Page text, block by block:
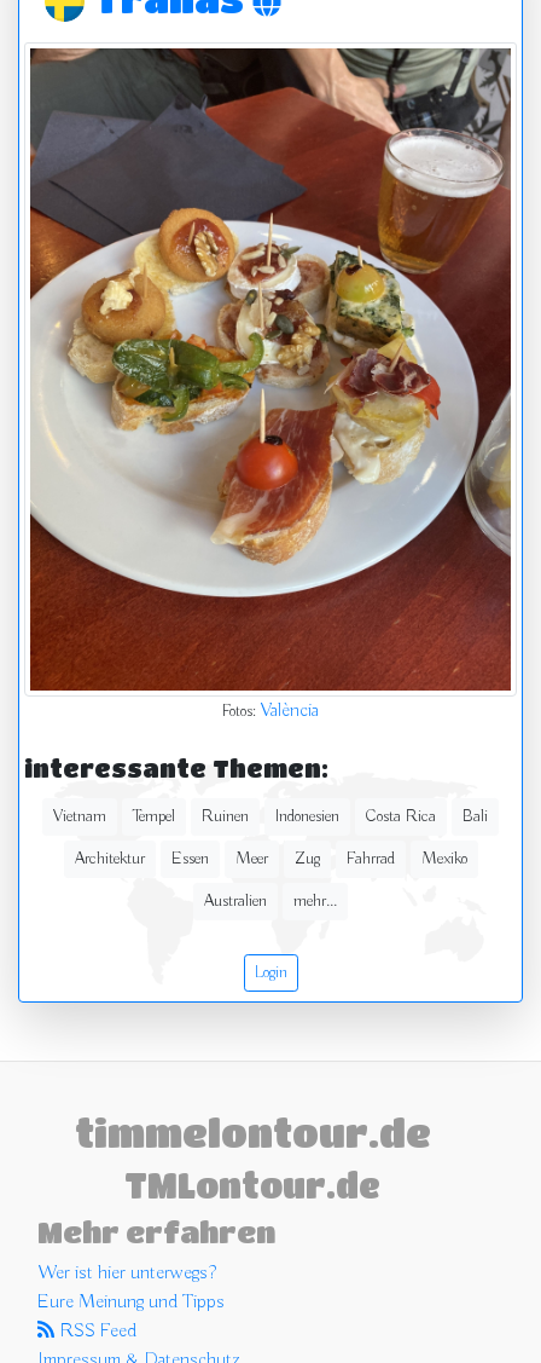
Fotos: València
interessante Themen:
Vietnam Tempel Ruinen Indonesien Costa Rica
Bali
Architektur
Essen Meer Zug Fahrrad
Mexiko
Australien
mehr...
Login
timmelontour.de
TMLontour.de
Mehr erfahren
Wer ist hier unterwegs?
Eure Meinung und Tipps
RSS Feed